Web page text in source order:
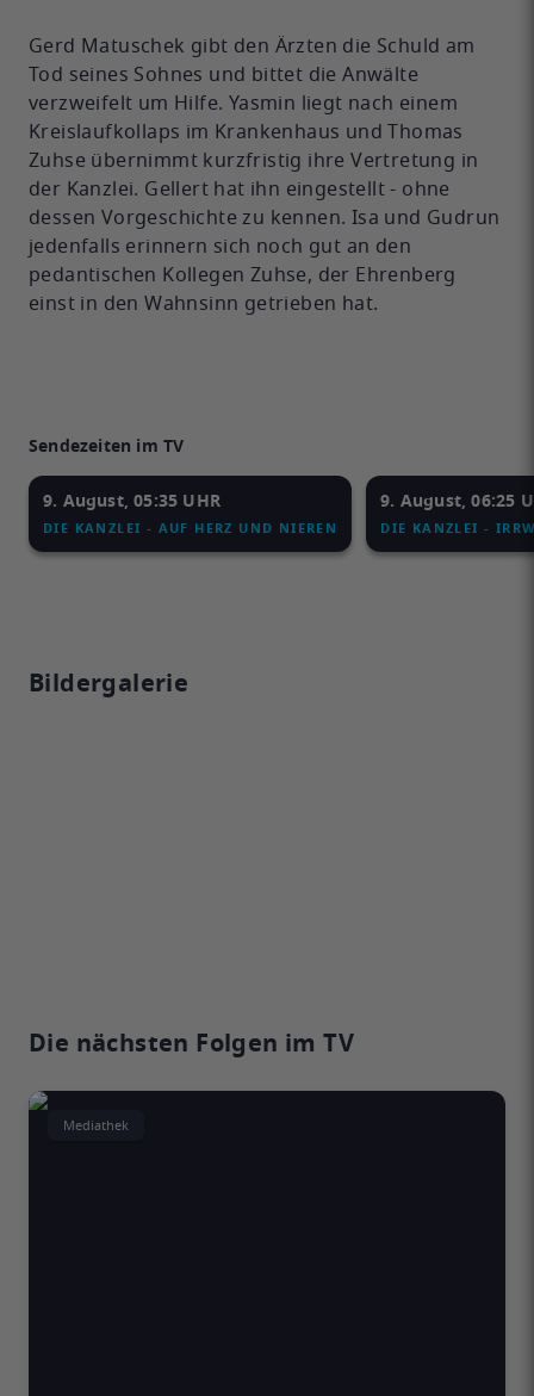
Gerd Matuschek gibt den Ärzten die Schuld am
Tod seines Sohnes und bittet die Anwälte
verzweifelt um Hilfe. Yasmin liegt nach einem
Kreislaufkollaps im Krankenhaus und Thomas
Zuhse übernimmt kurzfristig ihre Vertretung in
der Kanzlei. Gellert hat ihn eingestellt - ohne
dessen Vorgeschichte zu kennen. Isa und Gudrun
jedenfalls erinnern sich noch gut an den
pedantischen Kollegen Zuhse, der Ehrenberg
einst in den Wahnsinn getrieben hat.
Sendezeiten im TV
9. August, 05:35 UHR
DIE KANZLEI - AUF HERZ UND NIEREN
9. August, 06:25
DIE KANZLEI -
Bildergalerie
Die nächsten Folgen im TV
Mediathek